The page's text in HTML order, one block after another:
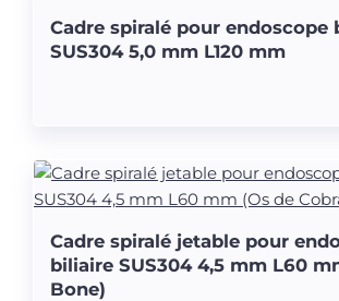
Cadre spiralé pour endoscope
SUS304 5,0 mm L120 mm
Cadre spiralé jetable pour
biliaire SUS304 4,5 mm L60
Bone)